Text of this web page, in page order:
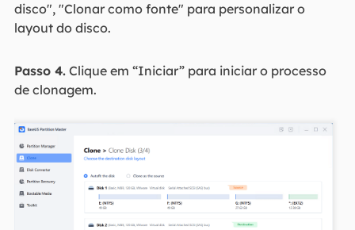
disco", "Clonar como fonte" para personalizar o
layout do disco.
Passo 4.Clique em “Iniciar” para iniciar o processo
de clonagem.